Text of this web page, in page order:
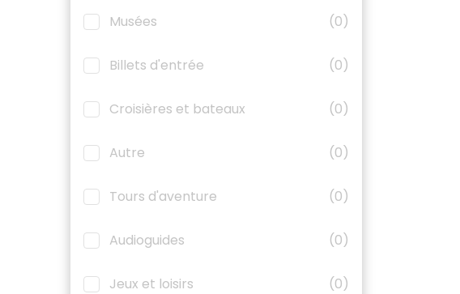
Musées (0)
Billets d'entrée (0)
Croisières et bateaux (0)
Autre (0)
Tours d'aventure (0)
Audioguides (0)
Jeux et loisirs (0)